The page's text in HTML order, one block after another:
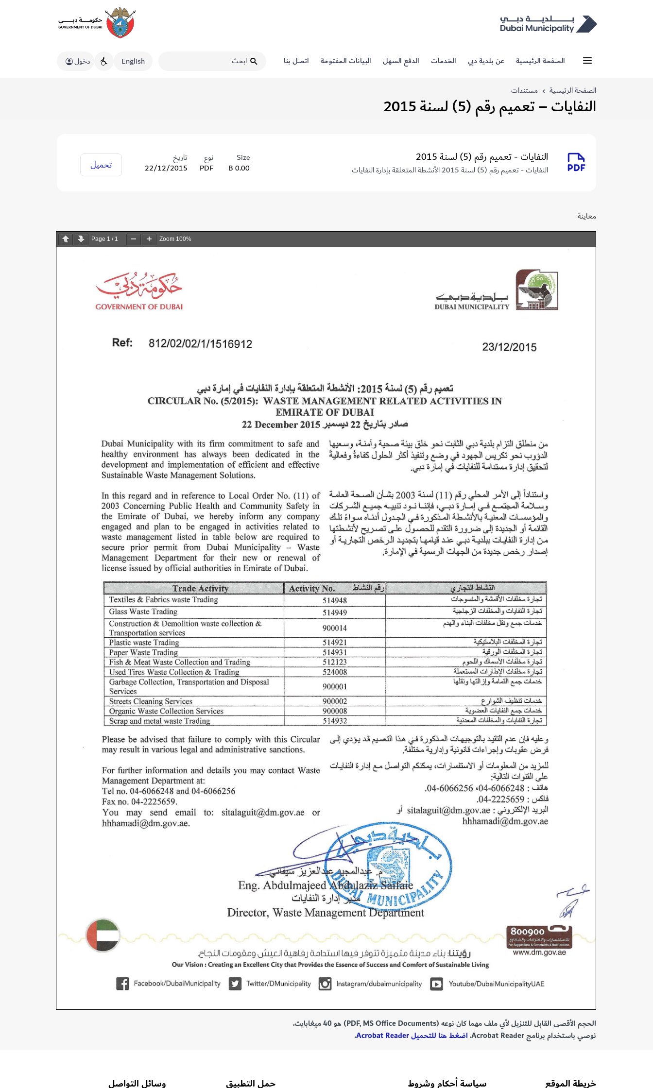
الصفحة الرئيسية عن بلدية دبي الخدمات الدفع السهل البيانات المفتوحة اتصل بنا English دخول
الصفحة الرئيسية مستندات
النفايات – تعميم رقم (5) لسنة 2015
النفايات - تعميم رقم (5) لسنة 2015
النفايات - تعميم رقم (5) لسنة 2015 الأنشطة المتعلقة بإدارة النفايات
Size
0.00 B
نوع
PDF
تاريخ
22/12/2015
تحميل
معاينة
Page 1 / 1 Zoom 100%
الحجم الأقصى القابل للتنزيل لأي ملف مهما كان نوعه (PDF, MS Office Documents) هو 40 ميغابايت.
نوصي باستخدام برنامج Acrobat Reader.
اضغط هنا للتحميل Acrobat Reader .
خريطة الموقع سياسة أحكام وشروط حمل التطبيق وسائل التواصل